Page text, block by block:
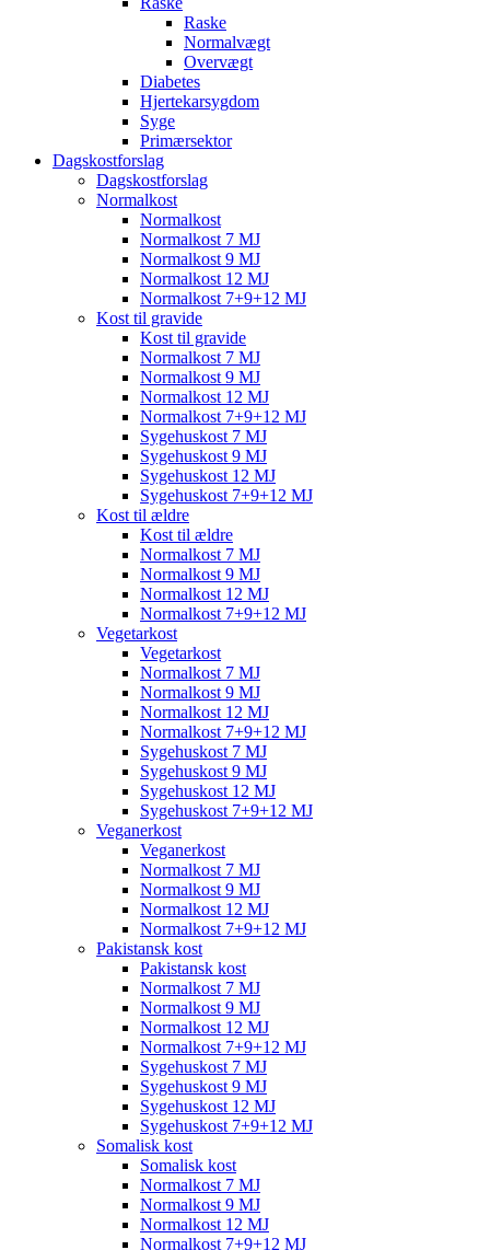
Raske
Normalvægt
Overvægt
Diabetes
Hjertekarsygdom
Syge
Primærsektor
Dagskostforslag
Dagskostforslag
Normalkost
Normalkost
Normalkost 7 MJ
Normalkost 9 MJ
Normalkost 12 MJ
Normalkost 7+9+12 MJ
Kost til gravide
Kost til gravide
Normalkost 7 MJ
Normalkost 9 MJ
Normalkost 12 MJ
Normalkost 7+9+12 MJ
Sygehuskost 7 MJ
Sygehuskost 9 MJ
Sygehuskost 12 MJ
Sygehuskost 7+9+12 MJ
Kost til ældre
Kost til ældre
Normalkost 7 MJ
Normalkost 9 MJ
Normalkost 12 MJ
Normalkost 7+9+12 MJ
Vegetarkost
Vegetarkost
Normalkost 7 MJ
Normalkost 9 MJ
Normalkost 12 MJ
Normalkost 7+9+12 MJ
Sygehuskost 7 MJ
Sygehuskost 9 MJ
Sygehuskost 12 MJ
Sygehuskost 7+9+12 MJ
Veganerkost
Veganerkost
Normalkost 7 MJ
Normalkost 9 MJ
Normalkost 12 MJ
Normalkost 7+9+12 MJ
Pakistansk kost
Pakistansk kost
Normalkost 7 MJ
Normalkost 9 MJ
Normalkost 12 MJ
Normalkost 7+9+12 MJ
Sygehuskost 7 MJ
Sygehuskost 9 MJ
Sygehuskost 12 MJ
Sygehuskost 7+9+12 MJ
Somalisk kost
Somalisk kost
Normalkost 7 MJ
Normalkost 9 MJ
Normalkost 12 MJ
Normalkost 7+9+12 MJ